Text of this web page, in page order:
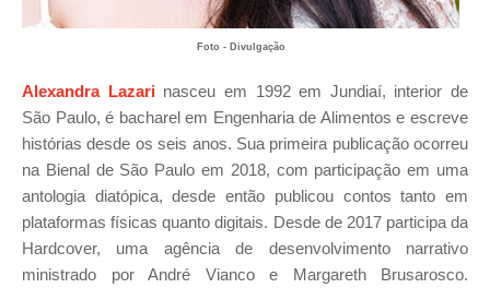
Foto - Divulgação
Alexandra Lazarinasceu em 1992 em Jundiaí, interior de
São Paulo, é bacharel em Engenharia de Alimentos e escreve
histórias desde os seis anos. Sua primeira publicação ocorreu
na Bienal de São Paulo em 2018, com participação em uma
antologia diatópica, desde então publicou contos tanto em
plataformas físicas quanto digitais. Desde de 2017 participa da
Hardcover, uma agência de desenvolvimento narrativo
ministrado por André Vianco e Margareth Brusarosco.